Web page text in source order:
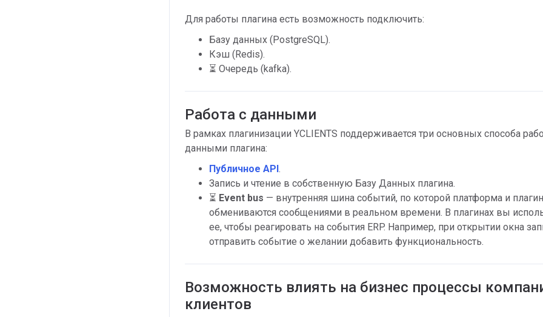
Для работы плагина есть возможность подключить:
Базу данных (PostgreSQL).
Кэш (Redis).
⏳ Очередь (kafka).
Работа с данными
В рамках плагинизации YCLIENTS поддерживается три основных способа
данными плагина:
Публичное API.
Запись и чтение в собственную Базу Данных плагина.
⏳ Event bus — внутренняя шина событий, по которой платформа и
обмениваются сообщениями в реальном времени. В плагинах вы
ее, чтобы реагировать на события ERP. Например, при открытии окна
отправить событие о желании добавить функциональность.
Возможность влиять на бизнес процессы
клиентов